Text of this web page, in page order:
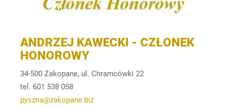
ANDRZEJ KAWECKI - CZŁONEK
HONOROWY
34-500 Zakopane, ul. Chramcówki 22
tel. 601 538 058
pyszna@zakopane.biz